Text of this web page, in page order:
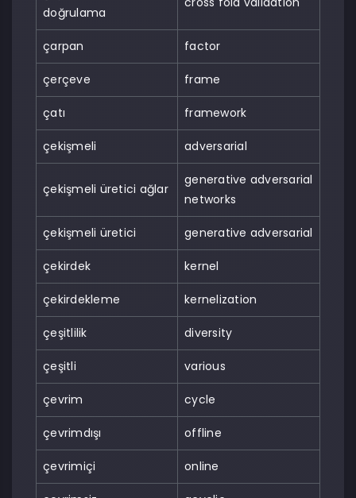
doğrulama
çarpan factor
çerçeve frame
çatı framework
çekişmeli adversarial
çekişmeli üretici ağlar
generative adversarial
networks
çekişmeli üretici generative adversarial
çekirdek kernel
çekirdekleme kernelization
çeşitlilik diversity
çeşitli various
çevrim cycle
çevrimdışı offline
çevrimiçi online